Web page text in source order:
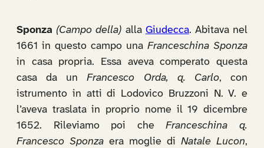
Sponza (Campo della) alla Giudecca. Abitava nel
1661 in questo campo una Franceschina Sponza
in casa propria. Essa aveva comperato questa
casa da unFrancesco Orda, q. Carlo, con
istrumento in atti di Lodovico Bruzzoni N. V. e
l’aveva traslata in proprio nome il 19 dicembre
1652. Rileviamo poi cheFranceschina q.
Francesco Sponza era moglie di Natale Lucon,